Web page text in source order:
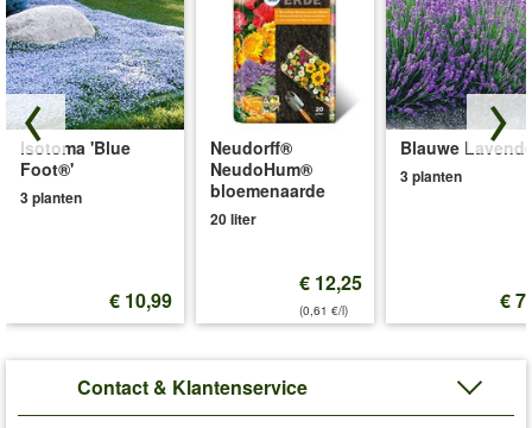
Isotoma 'Blue
Foot®'
3 planten
€ 10,99
Neudorff®
NeudoHum®
bloemenaarde
20 liter
€ 12,25
(0,61 €/l)
Blauwe
3 planten
€
Contact & Klantenservice